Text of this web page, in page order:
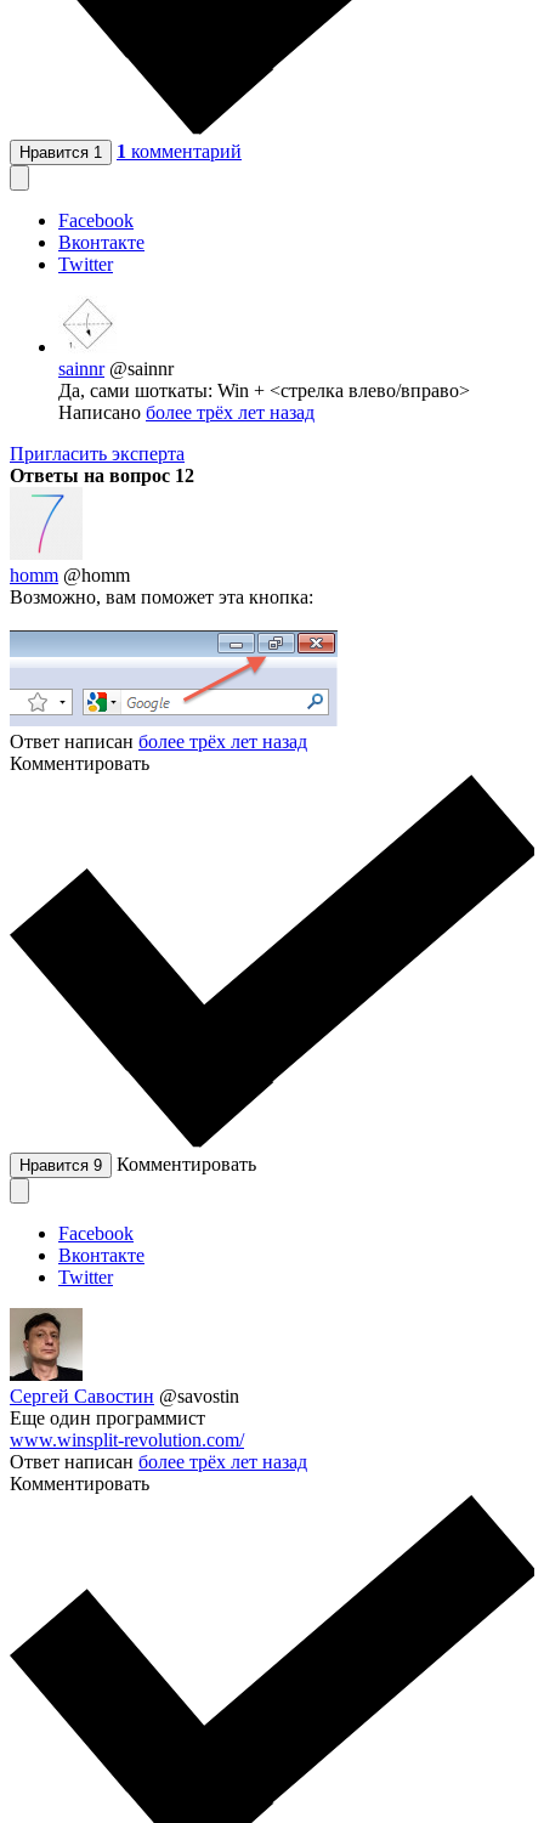
Нравится 1 1 комментарий
Facebook
Вконтакте
Twitter
sainnr @sainnr
Да, сами шоткаты: Win + <стрелка влево/вправо>
Написано более трёх лет назад
Пригласить эксперта
Ответы на вопрос 12
homm @homm
Возможно, вам поможет эта кнопка:
Ответ написан более трёх лет назад
Комментировать
Нравится 9 Комментировать
Facebook
Вконтакте
Twitter
Сергей Савостин @savostin
Еще один программист
www.winsplit-revolution.com/
Ответ написан более трёх лет назад
Комментировать